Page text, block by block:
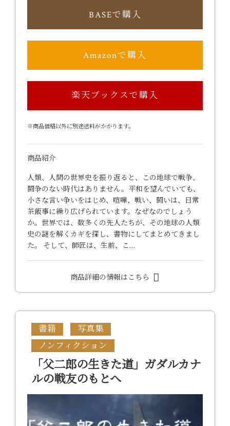
BASEで購入
Amazonで購入
楽天ブックスで購入
※商品価格以外に別途送料がかかります。
商品紹介
人類、人間の世界史を振り返ると、この地球で戦争、
闘争のない時代はありません。平和を望んでいても、
小さな言い争いをはじめ、喧嘩、戦い、闘いは、日常
茶飯事に繰り広げられています。なぜなのでしょう
か。世界では、数多くの先人たちが、その地球の人類
史の謎を解くカギを探し、書物にしてまとめてきまし
た。 そして、師匠は、生前、こ…
商品詳細の情報はこちら
書籍
写真集
ノンフィクション
「父二郎の生きた道」ガダルカナ
ルの戦友のもとへ